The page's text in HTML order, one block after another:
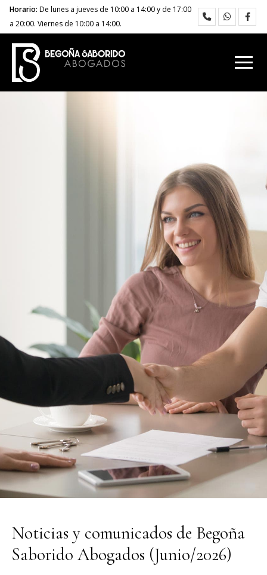
Horario: De lunes a jueves de 10:00 a 14:00 y de 17:00
a 20:00. Viernes de 10:00 a 14:00.
Noticias y comunicados de Begoña
Saborido Abogados (Junio/2026)